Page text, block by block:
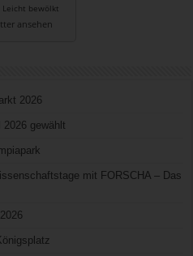
Leicht bewölkt
ansehen
2026
gewählt
mit FORSCHA – Das